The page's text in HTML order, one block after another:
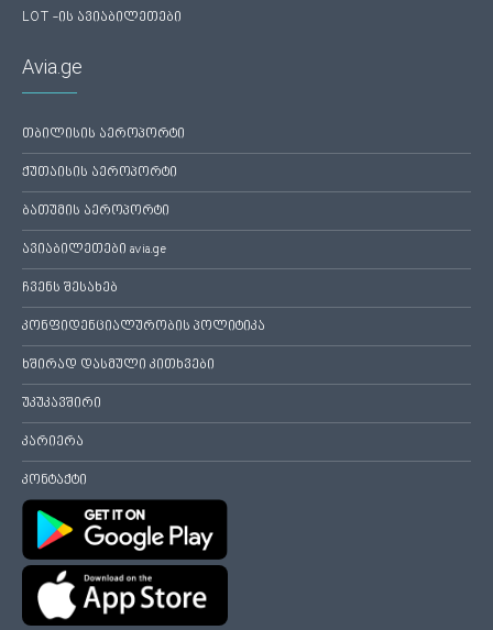
LOT -ის ავიაბილეთები
Avia.ge
თბილისის აეროპორტი
ქუთაისის აეროპორტი
ბათუმის აეროპორტი
ავიაბილეთები avia.ge
ჩვენს შესახებ
კონფიდენციალურობის პოლიტიკა
ხშირად დასმული კითხვები
უკუკავშირი
კარიერა
კონტაქტი